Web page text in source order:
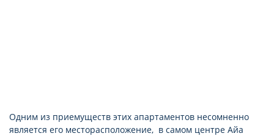
Одним из приемуществ этих апартаментов несомненно
является его месторасположение, в самом центре Айа